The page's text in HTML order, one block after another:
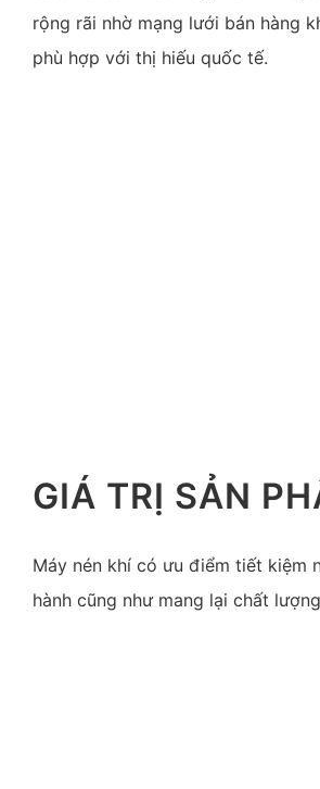
rộng rãi nhờ mạng lưới bán hàng
phù hợp với thị hiếu quốc tế.
GIÁ TRỊ SẢN
Máy nén khí có ưu điểm tiết kiệm
hành cũng như mang lại chất